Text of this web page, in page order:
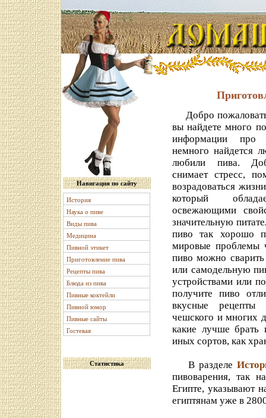
Навигация по сайту
История
Наука о пиве
Виды пива
Медицина
Пивной этикет
Приготовление пива
Рецепты пива
Блюда из пива
Пивные коктейли
Пивной юмор
Пивные сайты
Гостевая
Статистика
Добро
вы найдете много
информации про
немного найдется
любили пива.
снимает стресс,
возрадоваться
который
освежающими
значительную
пиво так хорошо
мировые проблемы
пиво можно
или самодельную
устройствами или
получите пиво
вкусные рецепты
чешского и многих
какие лучше брать
иных сортов, как
В разделе
пивоварения, так
Египте, указывают
египтянам уже в